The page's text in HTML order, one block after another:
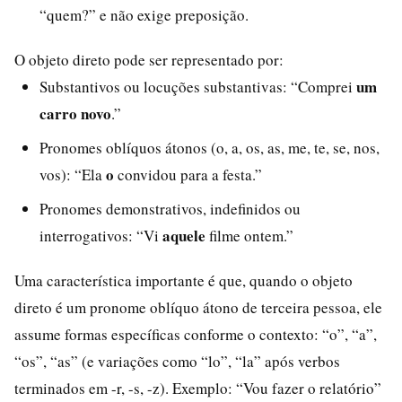
“quem?” e não exige preposição.
O objeto direto pode ser representado por:
Substantivos ou locuções substantivas: “Comprei um
carro novo.”
Pronomes oblíquos átonos (o, a, os, as, me, te, se, nos,
vos): “Ela o convidou para a festa.”
Pronomes demonstrativos, indefinidos ou
interrogativos: “Vi aquele filme ontem.”
Uma característica importante é que, quando o objeto
direto é um pronome oblíquo átono de terceira pessoa, ele
assume formas específicas conforme o contexto: “o”, “a”,
“os”, “as” (e variações como “lo”, “la” após verbos
terminados em -r, -s, -z). Exemplo: “Vou fazer o relatório”